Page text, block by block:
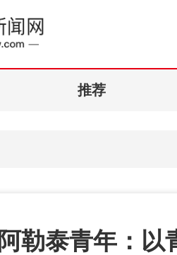
推荐
阿勒泰青年：以